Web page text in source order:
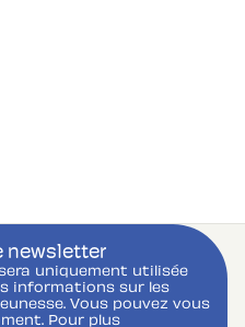
newsletter
uniquement utilisée
informations sur les
Vous pouvez vous
Pour plus